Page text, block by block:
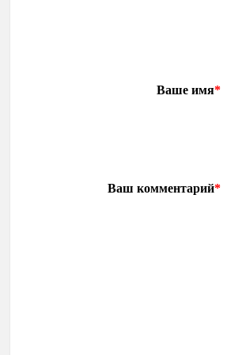
Ваше имя*
Ваш комментарий*